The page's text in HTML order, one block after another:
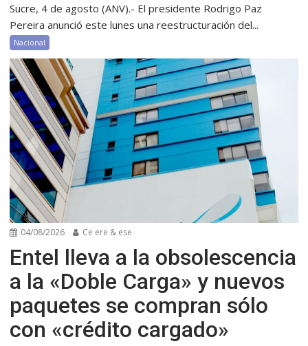
Sucre, 4 de agosto (ANV).- El presidente Rodrigo Paz
Pereira anunció este lunes una reestructuración del...
Nacional
04/08/2026 Ce ere & ese
Entel lleva a la obsolescencia
a la «Doble Carga» y nuevos
paquetes se compran sólo
con «crédito cargado»